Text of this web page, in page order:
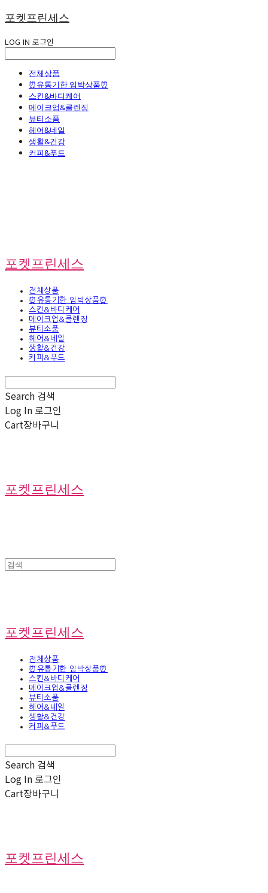
포켓프린세스
LOG IN 로그인
전체상품
⏰유통기한 임박상품⏰
스킨&바디케어
메이크업&클렌징
뷰티소품
헤어&네일
생활&건강
커피&푸드
포켓프린세스
전체상품
⏰유통기한 임박상품⏰
스킨&바디케어
메이크업&클렌징
뷰티소품
헤어&네일
생활&건강
커피&푸드
Search 검색
Log In 로그인
Cart장바구니
포켓프린세스
포켓프린세스
전체상품
⏰유통기한 임박상품⏰
스킨&바디케어
메이크업&클렌징
뷰티소품
헤어&네일
생활&건강
커피&푸드
Search 검색
Log In 로그인
Cart장바구니
포켓프린세스